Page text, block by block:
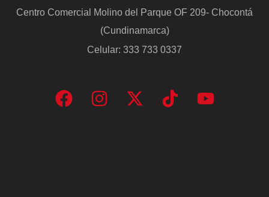
Centro Comercial Molino del Parque OF 209- Chocontá
(Cundinamarca)
Celular: 333 733 0337